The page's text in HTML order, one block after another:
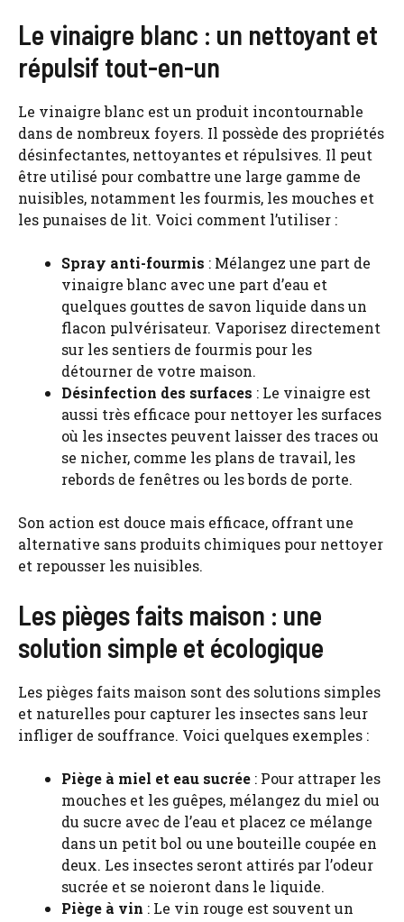
Le vinaigre blanc : un nettoyant et
répulsif tout-en-un
Le vinaigre blanc est un produit incontournable
dans de nombreux foyers. Il possède des propriétés
désinfectantes, nettoyantes et répulsives. Il peut
être utilisé pour combattre une large gamme de
nuisibles, notamment les fourmis, les mouches et
les punaises de lit. Voici comment l’utiliser :
Spray anti-fourmis : Mélangez une part de
vinaigre blanc avec une part d’eau et
quelques gouttes de savon liquide dans un
flacon pulvérisateur. Vaporisez directement
sur les sentiers de fourmis pour les
détourner de votre maison.
Désinfection des surfaces : Le vinaigre est
aussi très efficace pour nettoyer les surfaces
où les insectes peuvent laisser des traces ou
se nicher, comme les plans de travail, les
rebords de fenêtres ou les bords de porte.
Son action est douce mais efficace, offrant une
alternative sans produits chimiques pour nettoyer
et repousser les nuisibles.
Les pièges faits maison : une
solution simple et écologique
Les pièges faits maison sont des solutions simples
et naturelles pour capturer les insectes sans leur
infliger de souffrance. Voici quelques exemples :
Piège à miel et eau sucrée : Pour attraper les
mouches et les guêpes, mélangez du miel ou
du sucre avec de l’eau et placez ce mélange
dans un petit bol ou une bouteille coupée en
deux. Les insectes seront attirés par l’odeur
sucrée et se noieront dans le liquide.
Piège à vin : Le vin rouge est souvent un